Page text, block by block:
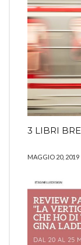
3 LIBRI
MAGGIO 20, 2019